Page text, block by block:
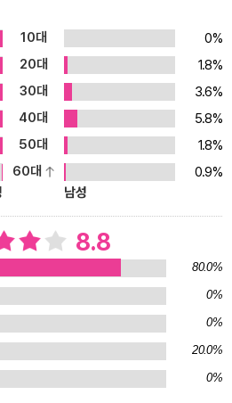
일 같이 출퇴근하는 길이었지만 처음
함을 느끼면서도, 상황을 수습할 요량
. 그러나 막상 건물 안에는 경비원도 CC
만이 놓여 있을 뿐이었다. ‘로그라이
판만이 달린 채로.
르적 실험이 가능한 단편소설들을 하
의 큐레이션 단편집을 출간하는 황금
중심으로 한 콘셉트와 분량에 따라 끝
출시하는 가격 정책을 한데 담은 이
덴브릿지 호텔 신입 직원들을 위한 행동
근을 안 했대』 총 2편의 전자책 단편집
10대
0%
20대
1.8%
30대
3.6%
40대
5.8%
50대
1.8%
60대
0.9%
남성
8.8
80.0%
0%
0%
20.0%
0%